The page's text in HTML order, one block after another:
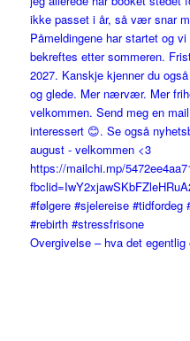
Overgivelse – hva det egentlig